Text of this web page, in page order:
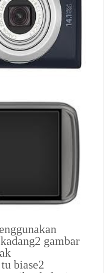
gambar
biase2